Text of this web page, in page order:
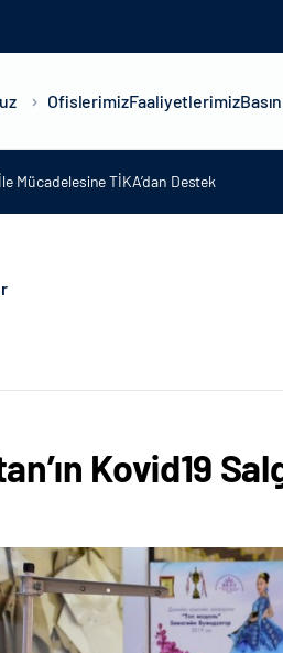
OfislerimizFaaliyetlerimiz
Mücadelesine TİKA’dan Destek
Kovid19